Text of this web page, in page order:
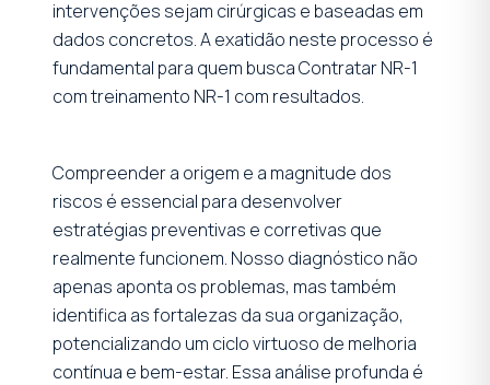
intervenções sejam cirúrgicas e baseadas em
dados concretos. A exatidão neste processo é
fundamental para quem busca Contratar NR-1
com treinamento NR-1 com resultados.
Compreender a origem e a magnitude dos
riscos é essencial para desenvolver
estratégias preventivas e corretivas que
realmente funcionem. Nosso diagnóstico não
apenas aponta os problemas, mas também
identifica as fortalezas da sua organização,
potencializando um ciclo virtuoso de melhoria
contínua e bem-estar. Essa análise profunda é